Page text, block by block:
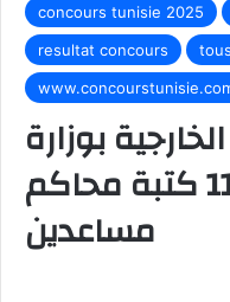
concours tunisie 2025
resultat concours
بوزارة
العدل لإنتداب 117 كتبة محاكم
مساعدين